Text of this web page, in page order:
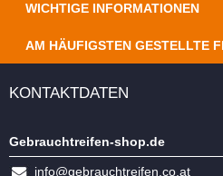
WICHTIGE INFORMATIONEN
AM HÄUFIGSTEN GESTELLTE
KONTAKTDATEN
Gebrauchtreifen-shop.de
info@gebrauchtreifen.co.at